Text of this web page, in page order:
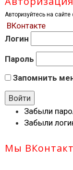
Авторизуйтесь на
ВКонтакте
Логин
Пароль
Запомнить
Забыли
Забыли
Мы